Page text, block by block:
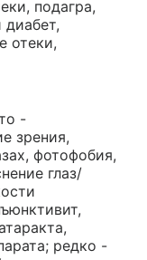
подагра,
отеки,
-
зрения,
фотофобия,
глаз/
редко -